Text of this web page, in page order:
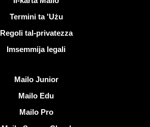
Termini ta 'Użu
Regoli tal-privatezza
Imsemmija legali
Mailo Junior
Mailo Edu
Mailo Pro